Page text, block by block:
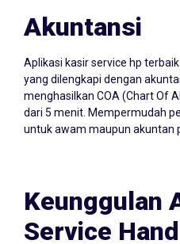
Akuntansi
yang dilengkapi dengan
menghasilkan COA (Chart Of
dari 5 menit. Mempermudah
untuk awam maupun akuntan
Keunggulan
Service